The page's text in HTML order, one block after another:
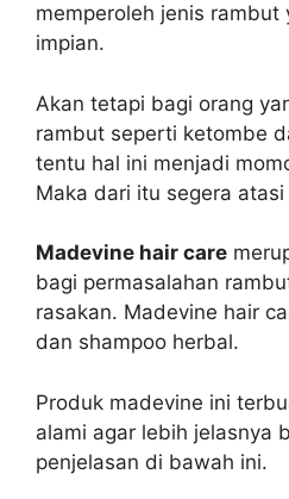
memperoleh jenis rambut
impian.
Akan tetapi bagi orang
rambut seperti ketombe
tentu hal ini menjadi
Maka dari itu segera
Madevine hair care
bagi permasalahan
rasakan. Madevine hair
dan shampoo herbal.
Produk madevine ini
alami agar lebih jelasnya
penjelasan di bawah ini.